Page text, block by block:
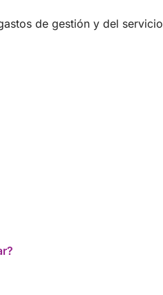
de gestión y del servicio